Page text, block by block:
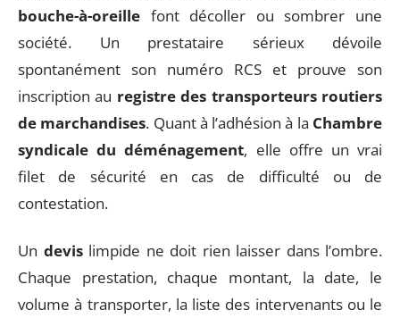
bouche-à-oreille font décoller ou sombrer une
société. Un prestataire sérieux dévoile
spontanément son numéro RCS et prouve son
inscription au registre des transporteurs routiers
de marchandises. Quant à l’adhésion à la Chambre
syndicale du déménagement, elle offre un vrai
filet de sécurité en cas de difficulté ou de
contestation.
Un devislimpide ne doit rien laisser dans l’ombre.
Chaque prestation, chaque montant, la date, le
volume à transporter, la liste des intervenants ou le